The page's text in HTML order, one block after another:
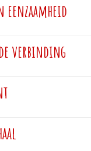
eenzaamheid
verbinding